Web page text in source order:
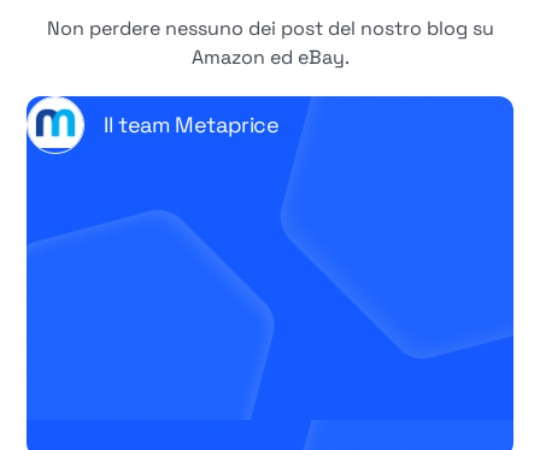
Non perdere nessuno dei post del nostro blog su
Amazon ed eBay.
Il team Metaprice